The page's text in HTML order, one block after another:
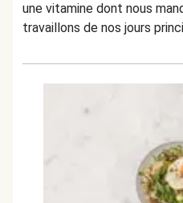
une vitamine dont nous
travaillons de nos jours